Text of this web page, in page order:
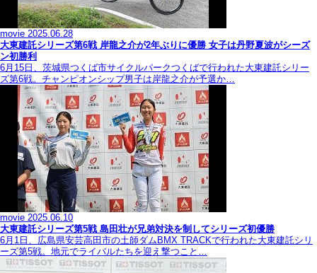
movie 2025.06.28
大東建託シリーズ第6戦 岸龍之介が2年ぶりに優勝 女子は丹野夏波がシーズ
ン初勝利
6月15日、茨城県つくば市サイクルパークつくばで行われた大東建託シリー
ズ第6戦。チャンピオンシップ男子は岸龍之介が予選か…
movie 2025.06.10
大東建託シリーズ第5戦 島田壮が兄弟対決を制してシリーズ初優勝
6月1日、広島県安芸高田市の土師ダムBMX TRACKで行われた大東建託シリ
ーズ第5戦。地元でライバルたちを迎え撃つこと…